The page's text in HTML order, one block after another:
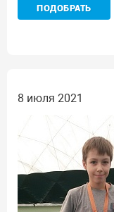
8 июля 2021